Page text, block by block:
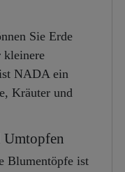
Sie Erde
kleinere
NADA ein
Kräuter und
Umtopfen
Blumentöpfe ist